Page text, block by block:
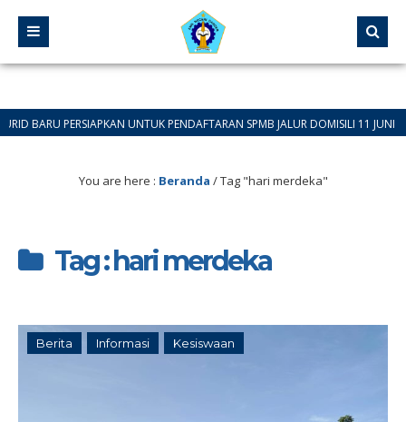
PERSIAPKAN UNTUK PENDAFTARAN SPMB JALUR DOMISILI 11 JUNI 2026
You are here : Beranda /Tag "hari merdeka"
Tag : hari merdeka
Berita Informasi Kesiswaan